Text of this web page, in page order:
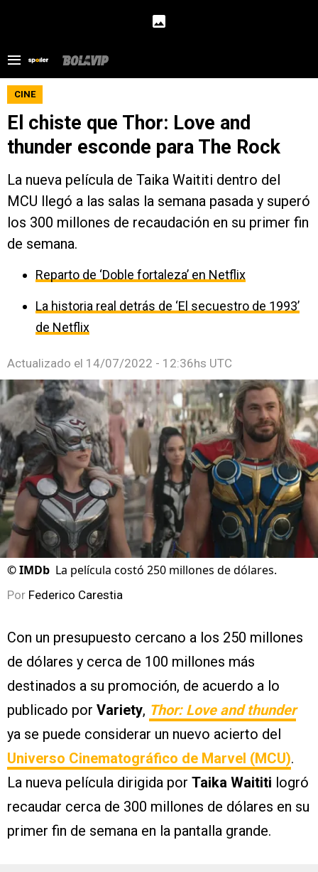
CINE
El chiste que Thor: Love and
thunder esconde para The Rock
La nueva película de Taika Waititi dentro del
MCU llegó a las salas la semana pasada y superó
los 300 millones de recaudación en su primer fin
de semana.
Reparto de ‘Doble fortaleza’ en Netflix
La historia real detrás de ‘El secuestro de 1993’
de Netflix
Actualizado el 14/07/2022 - 12:36hs UTC
©IMDb La película costó 250 millones de dólares.
Por Federico Carestia
Con un presupuesto cercano a los 250 millones
de dólares y cerca de 100 millones más
destinados a su promoción, de acuerdo a lo
publicado por Variety, Thor: Love and thunder
ya se puede considerar un nuevo acierto del
Universo Cinematográfico de Marvel (MCU).
La nueva película dirigida por Taika Waititi logró
recaudar cerca de 300 millones de dólares en su
primer fin de semana en la pantalla grande.